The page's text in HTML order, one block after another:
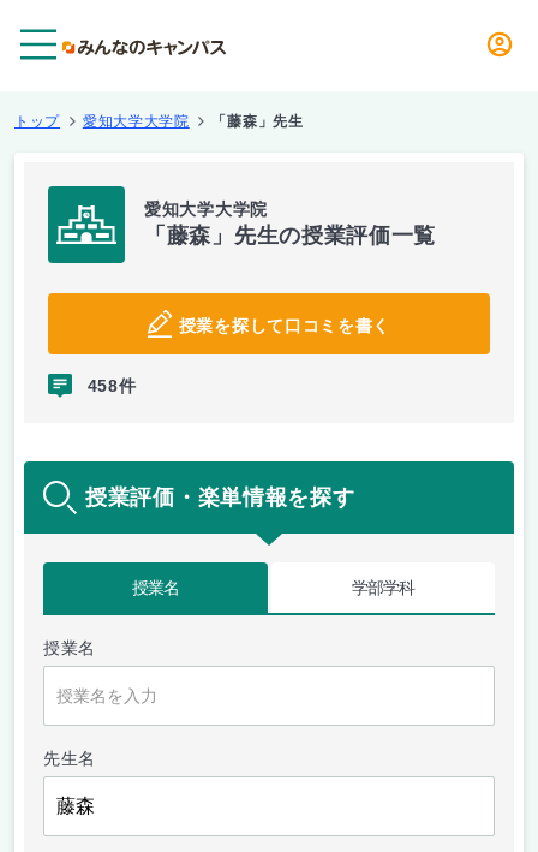
トップ 愛知大学大学院 「藤森」先生
愛知大学大学院
「藤森」先生の授業評価一覧
授業を探して口コミを書く
458件
授業評価・楽単情報を探す
授業名 学部学科
授業名
先生名